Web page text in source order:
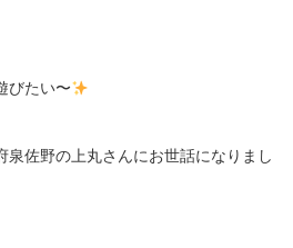
びたい〜
泉佐野の上丸さんにお世話になりまし